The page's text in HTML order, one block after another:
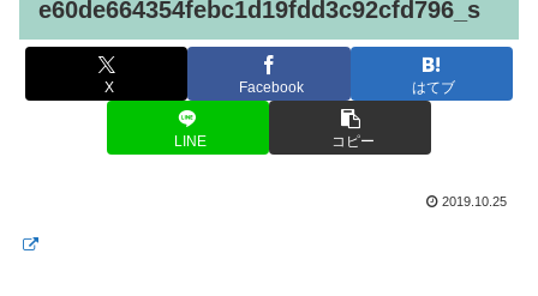
e60de664354febc1d19fdd3c92cfd796_s
X Facebook はてブ
LINE コピー
2019.10.25